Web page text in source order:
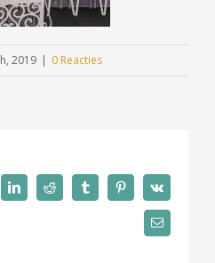
2019 | 0 Reacties
LinkedInReddit Tumblr PinterestVk
E-
mail